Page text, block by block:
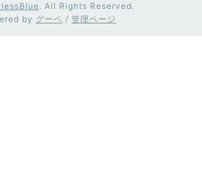
. All Rights Reserved.
by グーペ / 管理ページ